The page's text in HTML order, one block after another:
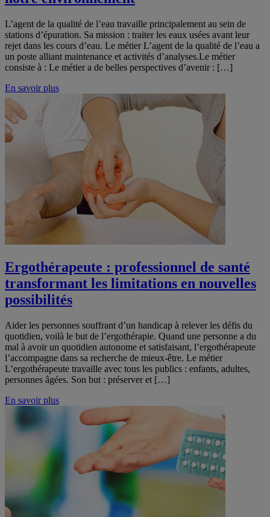
L’agent de la qualité de l’eau travaille principalement au sein de
stations d’épuration. Sa mission : traiter les eaux usées avant leur
rejet dans les cours d’eau. Le métier L’agent de la qualité de l’eau a
un poste alliant maintenance et activités d’analyses.Le métier
consiste à : Le métier a de belles perspectives d’avenir : […]
En savoir plus
Ergothérapeute : professionnel de santé
transformant les limitations en nouvelles
possibilités
Aider les personnes souffrant d’un handicap à relever les défis du
quotidien, voilà le but de l’ergothérapie. Quand une personne a du
mal à avoir un quotidien autonome et satisfaisant, l’ergothérapeute
l’accompagne dans sa recherche de mieux-être. Le métier
L’ergothérapeute travaille avec tous les publics : enfants, adultes,
personnes âgées. Son but : préserver et […]
En savoir plus